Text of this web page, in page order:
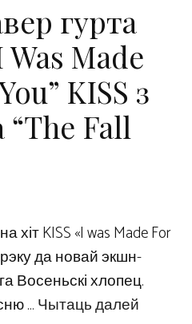
гурта
Made
KISS з
“The Fall
хіт KISS «I was Made For
да новай экшн-
Восеньскі хлопец.
…Чытаць далей